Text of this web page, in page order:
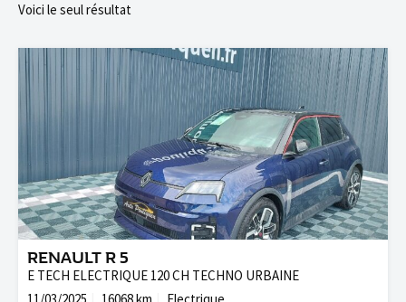
Voici le seul résultat
RENAULT R 5
E TECH ELECTRIQUE 120 CH TECHNO URBAINE